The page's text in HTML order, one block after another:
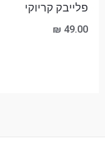
פלייבק קריוקי
₪ 49.00